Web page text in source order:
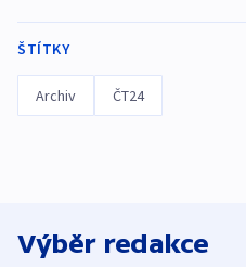
ŠTÍTKY
Archiv ČT24
Výběr redakce